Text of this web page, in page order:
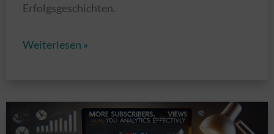
Erfolgsgeschichten.
Kann
so
viel
Weiterlesen »